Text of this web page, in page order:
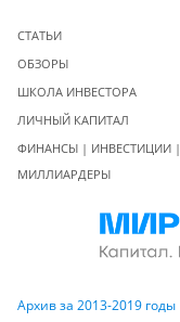
СТАТЬИ
ОБЗОРЫ
ШКОЛА ИНВЕСТОРА
ЛИЧНЫЙ КАПИТАЛ
ФИНАНСЫ | ИНВЕСТИЦИИ |
МИЛЛИАРДЕРЫ
Архив за 2013-2019 годы